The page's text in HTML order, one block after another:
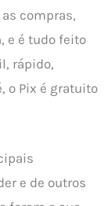
compras,
e é tudo feito
rápido,
o Pix é gratuito
e de outros